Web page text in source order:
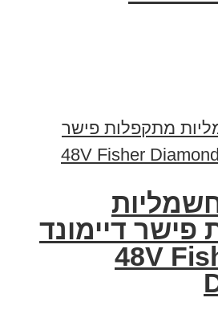
פישר דיימונד
2016 48V